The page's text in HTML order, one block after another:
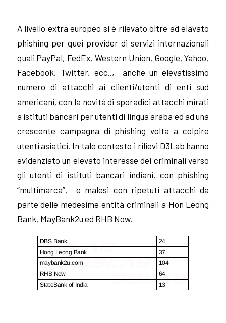
A livello extra europeo si è rilevato oltre ad elavato
phishing per quei provider di servizi internazionali
quali PayPal, FedEx, Western Union, Google, Yahoo,
Facebook, Twitter, ecc.., anche un elevatissimo
numero di attacchi ai clienti/utenti di enti sud
americani, con la novità di sporadici attacchi mirati
a istituti bancari per utenti di lingua araba ed ad una
crescente campagna di phishing volta a colpire
utenti asiatici. In tale contesto i rilievi D3Lab hanno
evidenziato un elevato interesse dei criminali verso
gli utenti di istituti bancari indiani, con phishing
“multimarca”, e malesi con ripetuti attacchi da
parte delle medesime entità criminali a Hon Leong
Bank, MayBank2u ed RHB Now.